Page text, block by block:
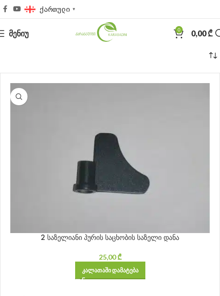
ქართული ▼
ᲛᲔᲜᲘᲣ 0 0,00₾
2 საზელიანი პურის საცხობის საზელი დანა
25,00₾
ᲙᲐᲚᲐᲗᲐᲨᲘ ᲓᲐᲛᲐᲢᲔᲑᲐ